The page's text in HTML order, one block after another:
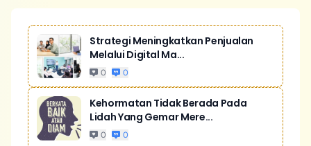
Strategi Meningkatkan Penjualan
Melalui Digital Ma...
0 0
Kehormatan Tidak Berada Pada
Lidah Yang Gemar Mere...
0 0